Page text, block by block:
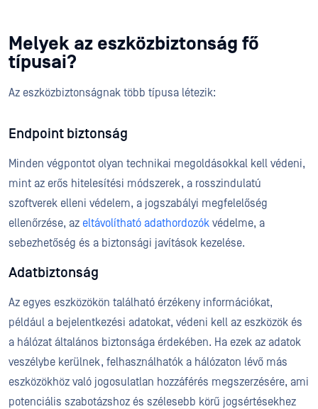
Melyek az eszközbiztonság fő
típusai?
Az eszközbiztonságnak több típusa létezik:
Endpoint biztonság
Minden végpontot olyan technikai megoldásokkal kell védeni,
mint az erős hitelesítési módszerek, a rosszindulatú
szoftverek elleni védelem, a jogszabályi megfelelőség
ellenőrzése, az eltávolítható adathordozók védelme, a
sebezhetőség és a biztonsági javítások kezelése.
Adatbiztonság
Az egyes eszközökön található érzékeny információkat,
például a bejelentkezési adatokat, védeni kell az eszközök és
a hálózat általános biztonsága érdekében. Ha ezek az adatok
veszélybe kerülnek, felhasználhatók a hálózaton lévő más
eszközökhöz való jogosulatlan hozzáférés megszerzésére, ami
potenciális szabotázshoz és szélesebb körű jogsértésekhez